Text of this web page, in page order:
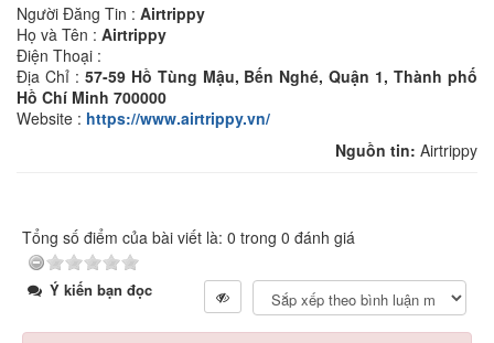
Người Đăng Tin : Airtrippy
Họ và Tên : Airtrippy
Điện Thoại :
Địa Chỉ : 57-59 Hồ Tùng Mậu, Bến Nghé, Quận 1, Thành phố
Hồ Chí Minh 700000
Website : https://www.airtrippy.vn/
Nguồn tin: Airtrippy
Tổng số điểm của bài viết là: 0 trong 0 đánh giá
Ý kiến bạn đọc